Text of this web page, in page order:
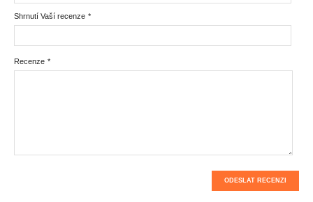
*
Shrnutí Vaší recenze
*
Recenze
ODESLAT RECENZI